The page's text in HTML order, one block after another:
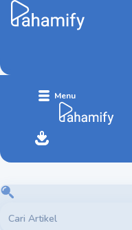
Menu